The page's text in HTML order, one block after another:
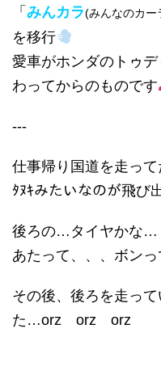
「 みんカラ(みんなのカー
を移行
愛車がホンダのトゥ
わってからのものです
---
仕事帰り国道を走っ
ﾀﾇｷみたいなのが飛び
後ろの…タイヤかな…
あたって、、、ボ
その後、後ろを走っ
た…orz orz orz